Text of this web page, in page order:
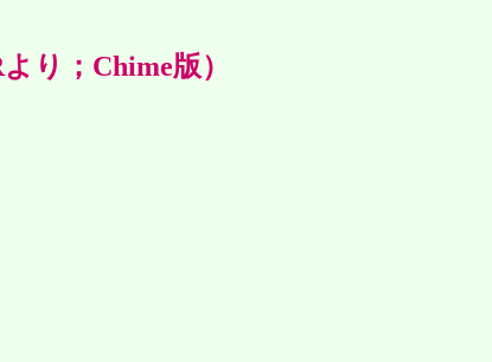
り；Chime版）